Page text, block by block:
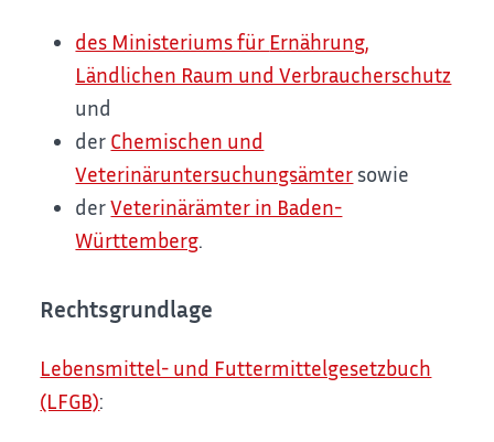
des Ministeriums für Ernährung,
Ländlichen Raum und Verbraucherschutz
und
der Chemischen und
Veterinäruntersuchungsämter sowie
derVeterinärämter in Baden-
Württemberg.
Rechtsgrundlage
Lebensmittel- und Futtermittelgesetzbuch
(LFGB):